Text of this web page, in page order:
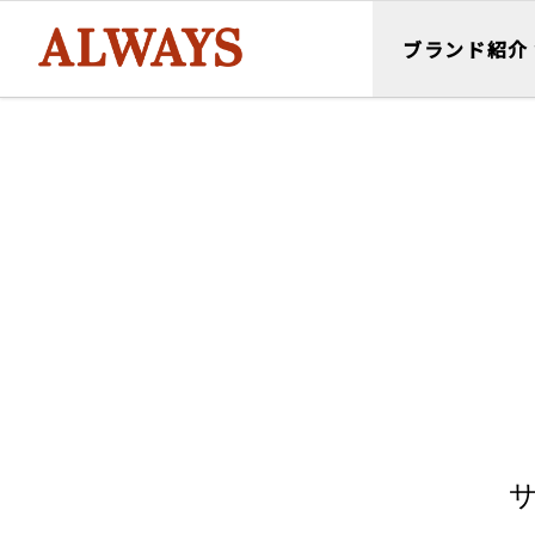
ブランド紹介